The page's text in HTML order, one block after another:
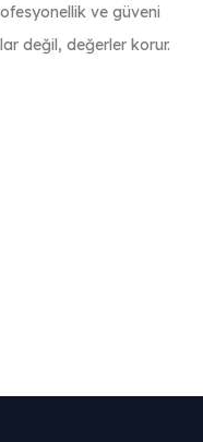
ve güveni
değil, değerler korur.